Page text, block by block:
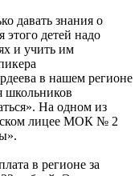
давать знания о
детей надо
и учить им
в нашем регионе
школьников
На одном из
лицее МОК № 2
в регионе за